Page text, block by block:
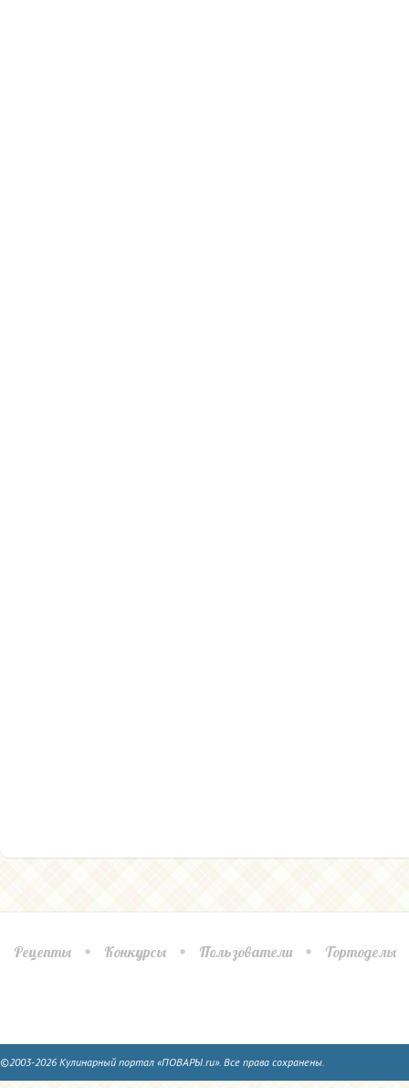
Рецепты Конкурсы Пользователи Тортоделы
©2003-2026 Кулинарный портал «ПОВАРЫ.ru». Все права сохранены.